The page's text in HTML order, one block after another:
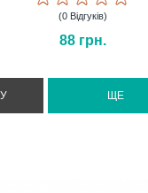
(0 Відгуків)
88 грн.